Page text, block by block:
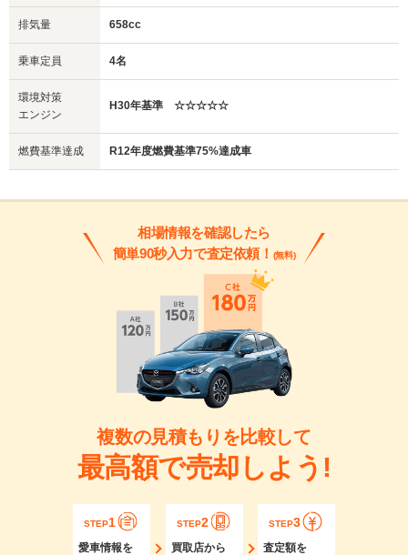
排気量 658cc
乗車定員 4名
環境対策
エンジン
H30年基準 ☆☆☆☆☆
燃費基準達成 R12年度燃費基準75%達成車
相場情報を確認したら
簡単90秒入力で査定依頼！ (無料)
複数の見積もりを比較して
最高額で売却しよう!
STEP1
愛車情報を
STEP2
買取店から
STEP3
査定額を